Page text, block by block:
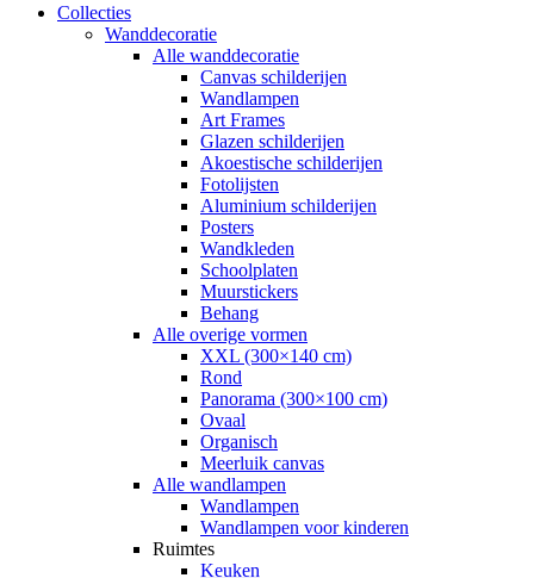
Collecties
Wanddecoratie
Alle wanddecoratie
Canvas schilderijen
Wandlampen
Art Frames
Glazen schilderijen
Akoestische schilderijen
Fotolijsten
Aluminium schilderijen
Posters
Wandkleden
Schoolplaten
Muurstickers
Behang
Alle overige vormen
XXL (300×140 cm)
Rond
Panorama (300×100 cm)
Ovaal
Organisch
Meerluik canvas
Alle wandlampen
Wandlampen
Wandlampen voor kinderen
Ruimtes
Keuken